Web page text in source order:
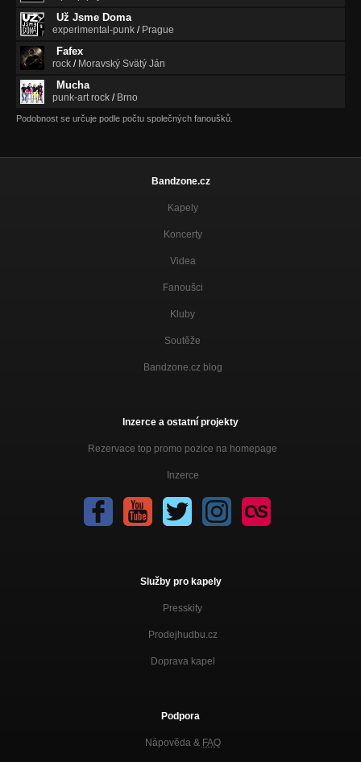
Nezařazeno
ALIENATION
Nezařazeno
ALIENATION (REMIX)
Už Jsme Doma
experimental-punk / Prague
Fafex
rock / Moravský Svätý Ján
Mucha
punk-art rock / Brno
Podobnost se určuje podle počtu společných fanoušků.
Bandzone.cz
Kapely
Koncerty
Videa
Fanoušci
Kluby
Soutěže
Bandzone.cz blog
Inzerce a ostatní projekty
Rezervace top promo pozice na homepage
Inzerce
Služby pro kapely
Presskity
Prodejhudbu.cz
Doprava kapel
Podpora
Nápověda & FAQ